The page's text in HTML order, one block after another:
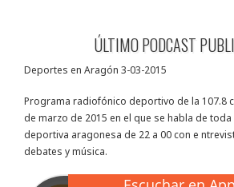
ÚLTIMO PODCAST
Deportes en Aragón 3-03-2015
Programa radiofónico deportivo de la 107.8
de marzo de 2015 en el que se habla de
deportiva aragonesa de 22 a 00 con e
debates y música.